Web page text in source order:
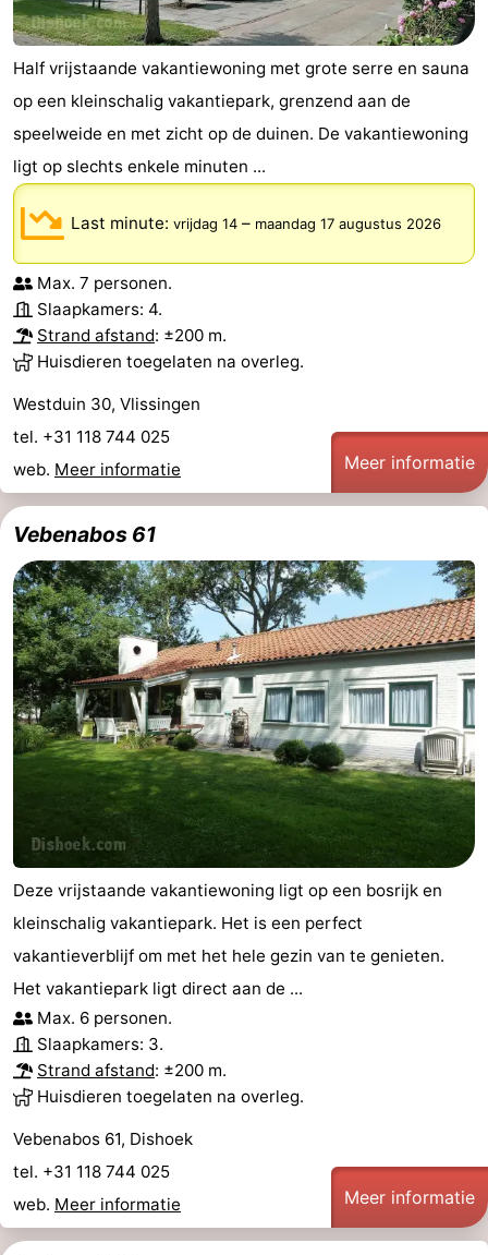
Half vrijstaande vakantiewoning met grote serre en sauna
op een kleinschalig vakantiepark, grenzend aan de
speelweide en met zicht op de duinen. De vakantiewoning
ligt op slechts enkele minuten ...
Last minute: vrijdag 14 – maandag 17 augustus 2026
Max. 7 personen.
Slaapkamers: 4.
Strand afstand: ±200 m.
Huisdieren toegelaten na overleg.
Westduin 30, Vlissingen
tel. +31 118 744 025
web. Meer informatie Meer informatie
Vebenabos 61
Deze vrijstaande vakantiewoning ligt op een bosrijk en
kleinschalig vakantiepark. Het is een perfect
vakantieverblijf om met het hele gezin van te genieten.
Het vakantiepark ligt direct aan de ...
Max. 6 personen.
Slaapkamers: 3.
Strand afstand: ±200 m.
Huisdieren toegelaten na overleg.
Vebenabos 61, Dishoek
tel. +31 118 744 025
web. Meer informatie Meer informatie